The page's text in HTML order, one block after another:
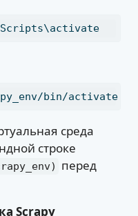
bin/activate
среда
строке
перед
Scrapy